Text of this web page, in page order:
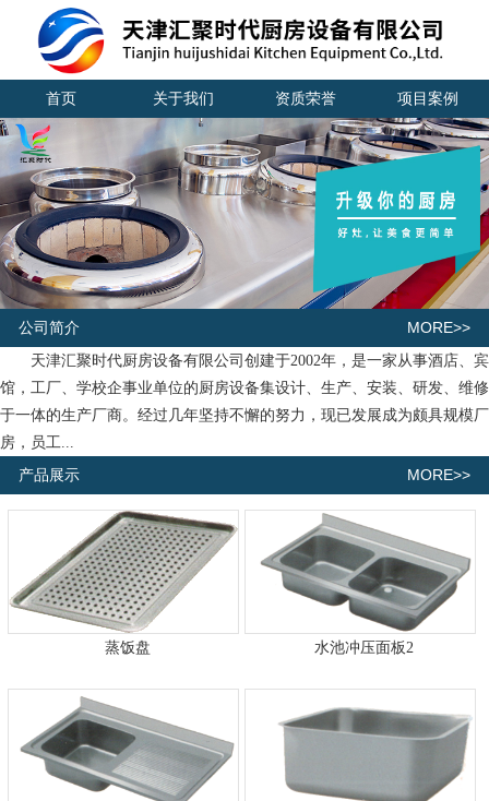
首页 关于我们 资质荣誉 项目案例
公司简介 MORE>>
天津汇聚时代厨房设备有限公司创建于2002年，是一家从事酒店、宾
馆，工厂、学校企事业单位的厨房设备集设计、生产、安装、研发、维修
于一体的生产厂商。经过几年坚持不懈的努力，现已发展成为颇具规模厂
房，员工...
产品展示
MORE>>
蒸饭盘 水池冲压面板2